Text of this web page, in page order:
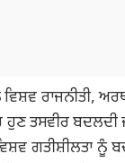
ਰਾਜਨੀਤੀ,
ਹੁਣ ਤਸਵੀਰ
ਗਤੀਸ਼ੀਲਤਾ